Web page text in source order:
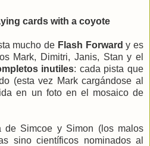
cards with a coyote
mucho de Flash Forward y es
Mark, Dimitri, Janis, Stan y el
inutiles: cada pista que
(esta vez Mark cargándose al
en un foto en el mosaico de
de Simcoe y Simon (los malos
sino científicos nominados al